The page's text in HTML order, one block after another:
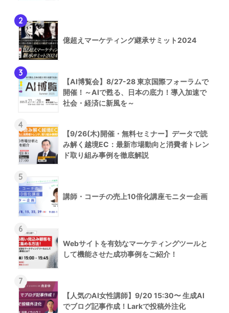
2
億超えマーケティング継承サミット2024
3
【AI博覧会】8/27-28 東京国際フォーラムで
開催！～AIで甦る、日本の底力！導入加速で
社会・経済に新風を～
4
【9/26(木)開催・無料セミナー】データで読
み解く越境EC：最新市場動向と消費者トレン
ド取り組み事例を徹底解説
5
講師・コーチの売上10倍化講座モニター企画
6
Webサイトを有効なマーケティングツールと
して機能させた成功事例をご紹介！
7
【人気のAI女性講師】9/20 15:30〜 生成AI
でブログ記事作成！Larkで投稿外注化